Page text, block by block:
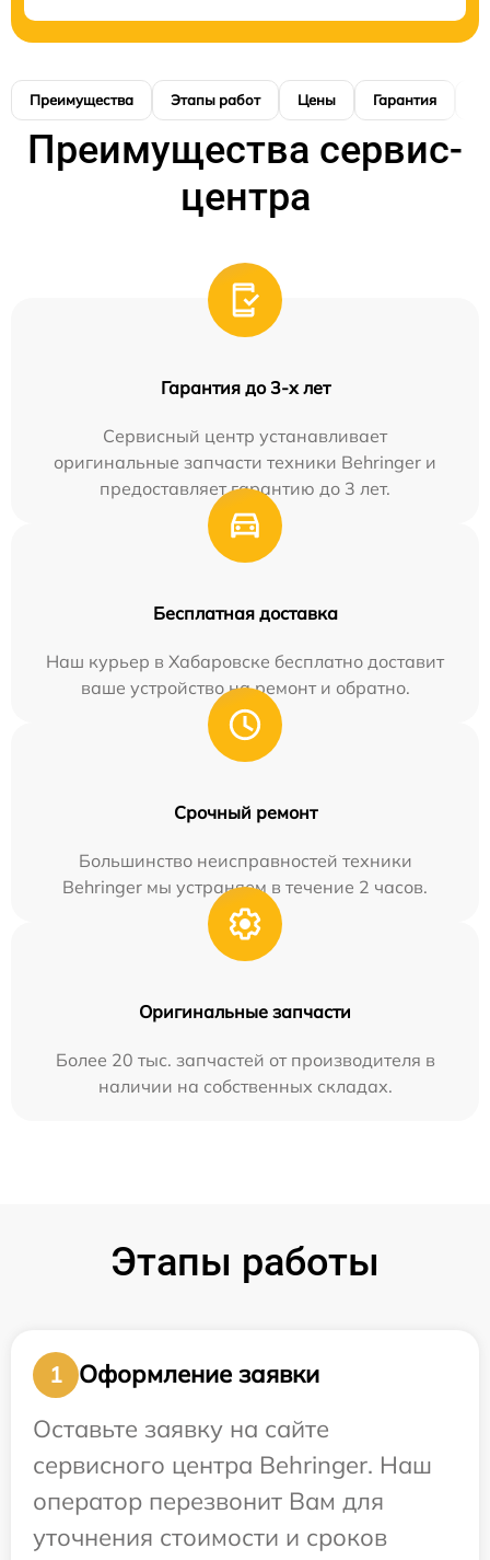
Преимущества Этапы работ Цены Гарантия
Преимущества сервис-
центра
Гарантия до 3-х лет
Сервисный центр устанавливает
оригинальные запчасти техники Behringer и
предоставляет гарантию до 3 лет.
Бесплатная доставка
Наш курьер в Хабаровске бесплатно доставит
ваше устройство на ремонт и обратно.
Срочный ремонт
Большинство неисправностей техники
Behringer мы устраняем в течение 2 часов.
Оригинальные запчасти
Более 20 тыс. запчастей от производителя в
наличии на собственных складах.
Этапы работы
1
Оформление заявки
Оставьте заявку на сайте
сервисного центра Behringer. Наш
оператор перезвонит Вам для
уточнения стоимости и сроков